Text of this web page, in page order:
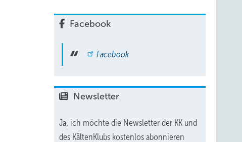
Facebook
Facebook
Newsletter
Ja, ich möchte die Newsletter der KK und
des KältenKlubs kostenlos abonnieren